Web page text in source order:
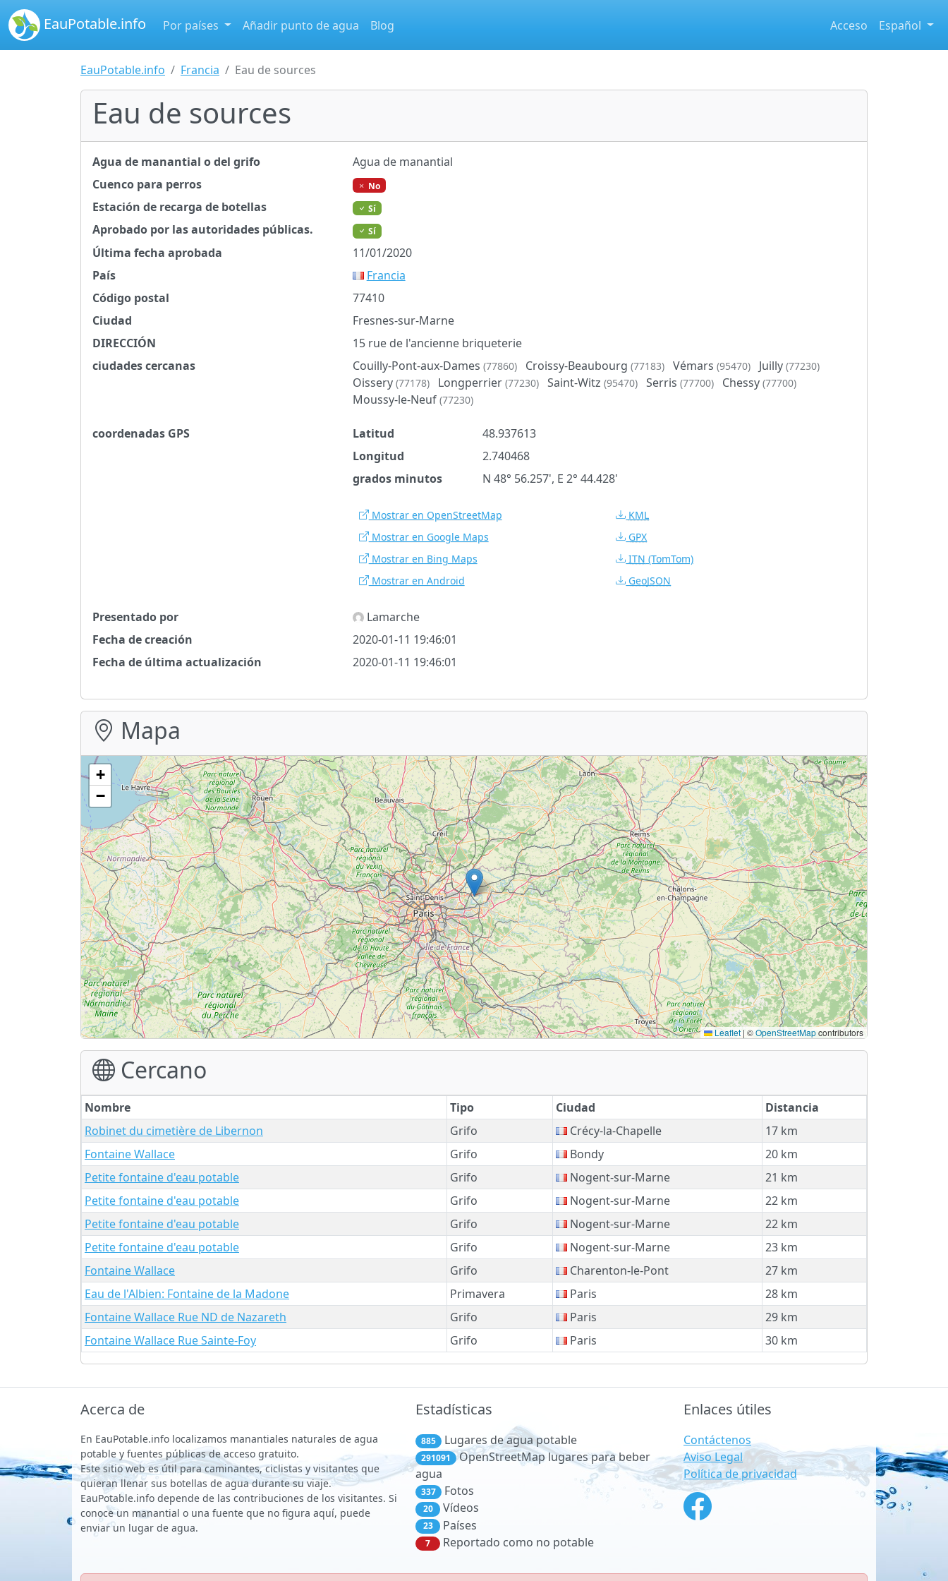
EauPotable.info Por países Añadir punto de agua Blog Acceso Español
EauPotable.info Francia Eau de sources
Eau de sources
Agua de manantial o del grifo
Agua de manantial
Cuenco para perros
No
Estación de recarga de botellas Sí
Aprobado por las autoridades públicas. Sí
Última fecha aprobada
11/01/2020
País
Francia
Código postal
77410
Ciudad
Fresnes-sur-Marne
DIRECCIÓN
15 rue de l'ancienne briqueterie
ciudades cercanas
Couilly-Pont-aux-Dames (77860) Croissy-Beaubourg (77183) Vémars (95470) Juilly (77230)
Oissery (77178) Longperrier (77230) Saint-Witz (95470) Serris (77700) Chessy (77700)
Moussy-le-Neuf (77230)
coordenadas GPS Latitud
48.937613
Longitud
2.740468
grados minutos
N 48° 56.257', E 2° 44.428'
Mostrar en OpenStreetMap
Mostrar en Google Maps
Mostrar en Bing Maps
Mostrar en Android
KML
GPX
ITN (TomTom)
GeoJSON
Presentado por
Lamarche
Fecha de creación
2020-01-11 19:46:01
Fecha de última actualización
2020-01-11 19:46:01
Mapa
+
−
Leaflet | ©OpenStreetMapcontributors
Cercano
Nombre Tipo Ciudad
Distancia
Robinet du cimetière de Libernon
Grifo Crécy-la-Chapelle
17 km
Fontaine Wallace
Grifo Bondy
20 km
Petite fontaine d'eau potable
Grifo Nogent-sur-Marne
21 km
Petite fontaine d'eau potable
Grifo Nogent-sur-Marne
22 km
Petite fontaine d'eau potable
Grifo Nogent-sur-Marne
22 km
Petite fontaine d'eau potable
Grifo Nogent-sur-Marne
23 km
Fontaine Wallace
Grifo Charenton-le-Pont
27 km
Eau de l'Albien: Fontaine de la Madone
Primavera Paris
28 km
Fontaine Wallace Rue ND de Nazareth
Grifo Paris
29 km
Fontaine Wallace Rue Sainte-Foy
Grifo Paris 30 km
Acerca de
En EauPotable.info localizamos manantiales naturales de agua
potable y fuentes públicas de acceso gratuito.
Este sitio web es útil para caminantes, ciclistas y visitantes que
quieran llenar sus botellas de agua durante su viaje.
EauPotable.info depende de las contribuciones de los visitantes. Si
conoce un manantial o una fuente que no figura aquí, puede
enviar un lugar de agua.
Estadísticas
885 Lugares de agua potable
291091 OpenStreetMap lugares para beber
agua
337 Fotos
20 Vídeos
23 Países
7 Reportado como no potable
Enlaces útiles
Contáctenos
Aviso Legal
Política de privacidad